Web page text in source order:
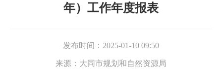
年）工作年度报表
发布时间： 2025-01-10 09:50
来源： 大同市规划和自然资源局